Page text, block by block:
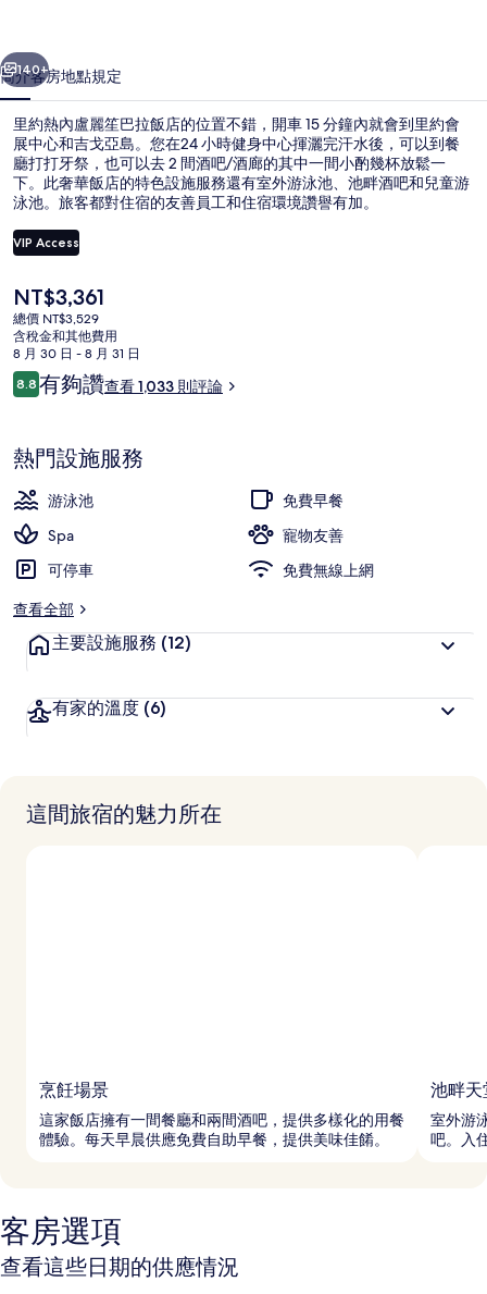
巴
拉
飯
店
的
相
集
個 下一個
140+
簡介客房地點規定
里約熱內盧麗笙巴拉飯店的位置不錯，開車 15 分鐘內就會到里約會
展中心和吉戈亞島。您在24 小時健身中心揮灑完汗水後，可以到餐
廳打打牙祭，也可以去 2 間酒吧/酒廊的其中一間小酌幾杯放鬆一
下。此奢華飯店的特色設施服務還有室外游泳池、池畔酒吧和兒童游
泳池。旅客都對住宿的友善員工和住宿環境讚譽有加。
VIP Access
目
前
的
價
格
是
NT$3,361
總價 NT$3,529
含稅金和其他費用
8 月 30 日 - 8 月 31 日
評
論
8.88.8 分，滿分 10 分，
有夠讚查看 1,033 則評論
熱門設施服務
游泳池
免費早餐
Spa
寵物友善
可停車
免費無線上網
查看全部
主要設施服務 (12)
有家的溫度 (6)
這間旅宿的魅力所在
烹飪場景
這家飯店擁有一間餐廳和兩間酒吧，提供多樣化的用餐
體驗。每天早晨供應免費自助早餐，提供美味佳餚。
池畔天
室外游
吧。入
客房選項
查看這些日期的供應情況